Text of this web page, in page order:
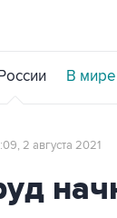
В мире
2 августа 2021